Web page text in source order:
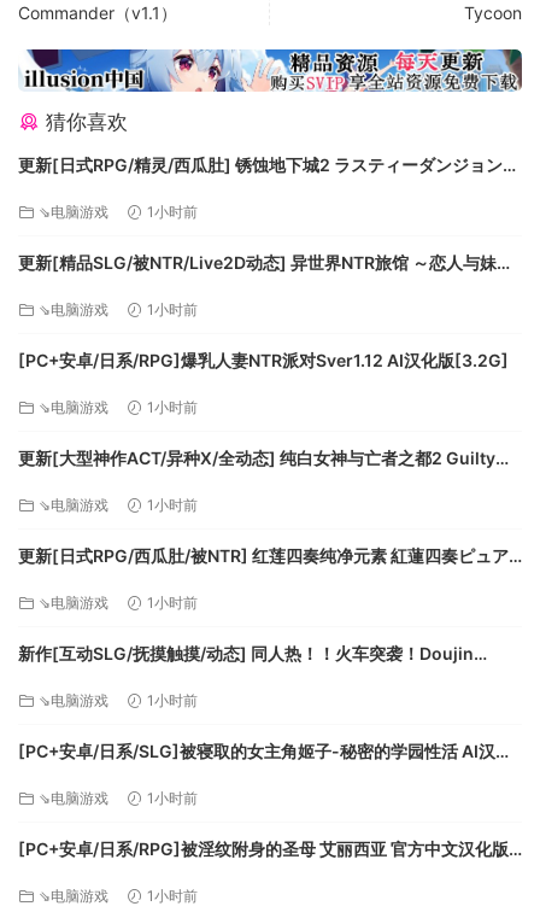
Commander（v1.1）
Tycoon
猜你喜欢
更新[日式RPG/精灵/西瓜肚] 锈蚀地下城2 ラスティーダンジョン2
⇘电脑游戏 1小时前
更新[精品SLG/被NTR/Live2D动态] 异世界NTR旅馆 ～恋人与妹妹
⇘电脑游戏 1小时前
[PC+安卓/日系/RPG]爆乳人妻NTR派对Sver1.12 AI汉化版[3.2G]
⇘电脑游戏 1小时前
更新[大型神作ACT/异种X/全动态] 纯白女神与亡者之都2 Guilty
⇘电脑游戏 1小时前
更新[日式RPG/西瓜肚/被NTR] 红莲四奏纯净元素 紅蓮四奏ピュア
⇘电脑游戏 1小时前
新作[互动SLG/抚摸触摸/动态] 同人热！！火车突袭！Doujin
⇘电脑游戏 1小时前
[PC+安卓/日系/SLG]被寝取的女主角姬子-秘密的学园性活 AI汉化
⇘电脑游戏 1小时前
[PC+安卓/日系/RPG]被淫纹附身的圣母 艾丽西亚 官方中文汉化版
⇘电脑游戏 1小时前